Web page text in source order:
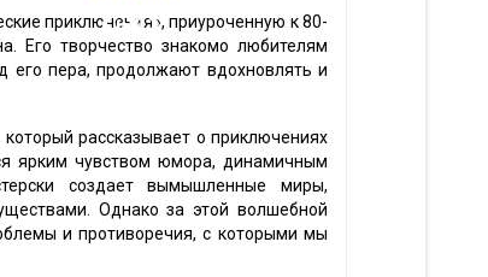
.
приключения», приуроченную к 80-
Его творчество знакомо любителям
его пера, продолжают вдохновлять и
рассказывает о приключениях
ярким чувством юмора, динамичным
создает вымышленные миры,
Однако за этой волшебной
и противоречия, с которыми мы